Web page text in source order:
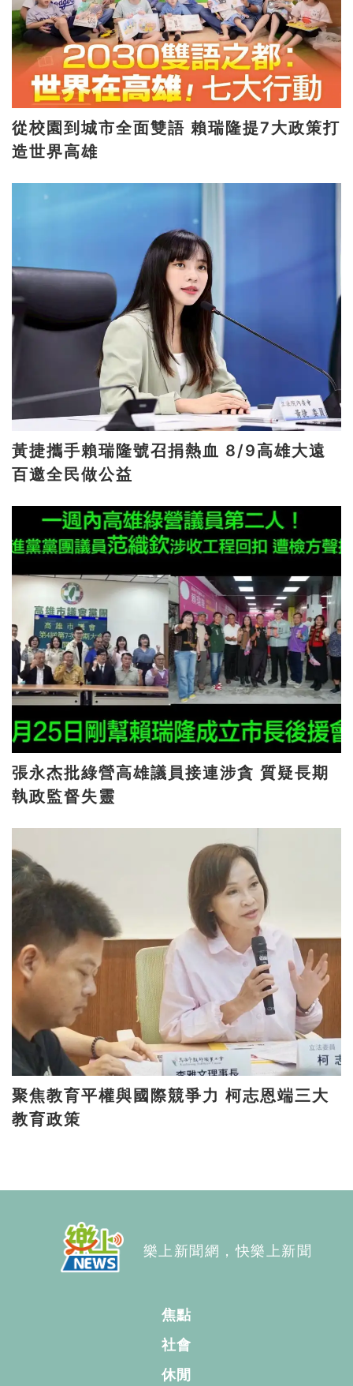
從校園到城市全面雙語 賴瑞隆提7大政策打
造世界高雄
黃捷攜手賴瑞隆號召捐熱血 8/9高雄大遠
百邀全民做公益
張永杰批綠營高雄議員接連涉貪 質疑長期
執政監督失靈
聚焦教育平權與國際競爭力 柯志恩端三大
教育政策
樂上新聞網，快樂上新聞
焦點
社會
休閒